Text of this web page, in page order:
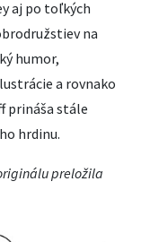
aj po toľkých
na
humor,
a rovnako
prináša stále
hrdinu.
preložila